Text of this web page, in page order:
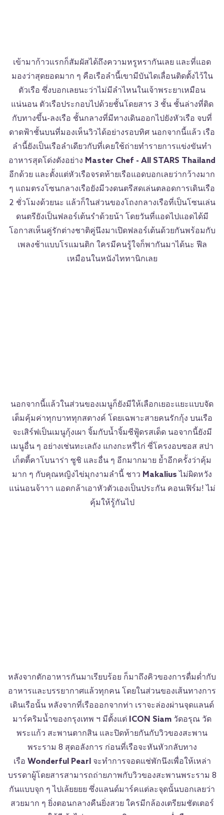
เข้ามาก้าวแรกก็สัมผัสได้ถึงความหรูหรากันเลย และที่แอด
มองว่าสุดยอดมาก ๆ คือเรือลำนี้เขามีบันไดเลื่อนติดตั้งไว้ใน
ตัวเรือ ซึ่งบอกเลยนะว่าไม่มีลำไหนในเจ้าพระยาเหมือน
แน่นอน ตัวเรือประกอบไปด้วยชั้นโดยสาร 3 ชั้น ชั้นล่างที่ติด
กับทางขึ้น-ลงเรือ ชั้นกลางที่มีทางเดินออกไปยังหัวเรือ จบที่
ดาดฟ้าชั้นบนที่มองเห็นวิวได้อย่างรอบทิศ นอกจากนี้แล้ว เรือ
ลำนี้ยังเป็นเรือลำเดียวกับที่เคยใช้ถ่ายทำรายการแข่งขันทำ
อาหารสุดโด่งดังอย่าง Master Chef - All STARS Thailand
อีกด้วย และตั้งแต่หัวเรือจรดท้ายเรือแอดบอกเลยว่ากว้างมาก
ๆ แถมตรงโซนกลางเรือยังมีวงดนตรีสดเล่นตลอดการเดินเรือ
2 ชั่วโมงด้วยนะ แล้วก็ในส่วนของโถงกลางเรือที่เป็นโซนเล่น
ดนตรียังเป็นฟลอร์เต้นรำด้วยน้า โดยวันที่แอดไปแอดได้มี
โอกาสเห็นคู่รักต่างชาติคู่นึงมาเปิดฟลอร์เต้นด้วยกันพร้อมกับ
เพลงช้าแบบโรแมนติก ใครมีคนรู้ใจก็พากันมาได้นะ ฟีล
เหมือนในหนังไททานิกเลย
นอกจากนี้แล้วในส่วนของเมนูก็ยังมีให้เลือกเยอะแยะแบบจัด
เต็มคุ้มค่าทุกบาททุกสตางค์ โดยเฉพาะสายคนรักกุ้ง บนเรือ
จะเสิร์ฟเป็นเมนูกุ้งเผา จิ้มกับน้ำจิ้มซีฟู้ดรสเด็ด นอจากนี้ยังมี
เมนูอื่น ๆ อย่างเช่นทะเลถัง แกงกะหรี่ไก่ ซี่โครงอบซอส สปา
เก็ตตี้คาโบนาร่า ซูชิ และอื่น ๆ อีกมากมาย ย้ำอีกครั้งว่าคุ้ม
มาก ๆ กับคุณหญิงไข่มุกงามลำนี้ ชาว Makalius ไม่ผิดหวัง
แน่นอนจ้าาา แอดกล้าเอาหัวตัวเองเป็นประกัน คอนเฟิร์ม! ไม่
คุ้มให้รู้กันไป
หลังจากตักอาหารกันมาเรียบร้อย ก็มาถึงคิวของการดื่มด่ำกับ
อาหารและบรรยากาศแล้วทุกคน โดยในส่วนของเส้นทางการ
เดินเรือนั้น หลังจากที่เรือออกจากท่า เราจะล่องผ่านจุดแลนด์
มาร์คริมน้ำของกรุงเทพ ฯ มีตั้งแต่ ICON Siam วัดอรุณ วัด
พระแก้ว สะพานตากสิน และปิดท้ายกันกับวิวของสะพาน
พระราม 8 สุดอลังการ ก่อนที่เรือจะหันหัวกลับทาง
เรือ Wonderful Pearl จะทำการจอดแช่พักนึงเพื่อให้เหล่า
บรรดาผู้โดยสารสามารถถ่ายภาพกับวิวของสะพานพระราม 8
กันแบบจุก ๆ ไปเล้ยยยย ซึ่งแลนด์มาร์คแต่ละจุดนั้นบอกเลยว่า
สวยมาก ๆ ยิ่งตอนกลางคืนยิ่งสวย ใครมีกล้องเตรียมชัตเตอร์